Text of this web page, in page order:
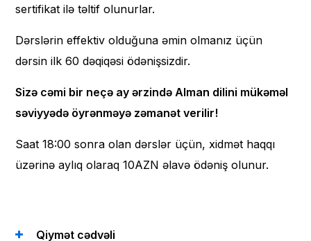
sertifikat ilə təltif olunurlar.
Dərslərin effektiv olduğuna əmin olmanız üçün
dərsin ilk 60 dəqiqəsi ödənişsizdir.
Sizə cəmi bir neçə ay ərzində Alman dilini mükəməl
səviyyədə öyrənməyə zəmanət verilir!
Saat 18:00 sonra olan dərslər üçün, xidmət haqqı
üzərinə aylıq olaraq 10AZN əlavə ödəniş olunur.
Qiymət cədvəli